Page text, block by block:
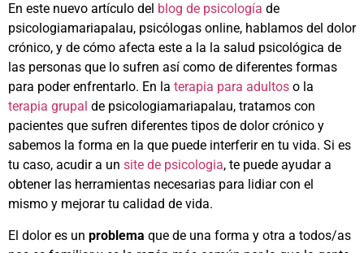
En este nuevo artículo del blog de psicología de
psicologiamariapalau, psicólogas online, hablamos del dolor
crónico, y de cómo afecta este a la la salud psicológica de
las personas que lo sufren así como de diferentes formas
para poder enfrentarlo. En la terapia para adultos o la
terapia grupal de psicologiamariapalau, tratamos con
pacientes que sufren diferentes tipos de dolor crónico y
sabemos la forma en la que puede interferir en tu vida. Si es
tu caso, acudir a un site de psicologia, te puede ayudar a
obtener las herramientas necesarias para lidiar con el
mismo y mejorar tu calidad de vida.
El dolor es un problema que de una forma y otra a todos/as